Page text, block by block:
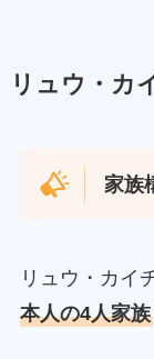
リュウ・カ
家族
リュウ・カイ
本人の4人家族